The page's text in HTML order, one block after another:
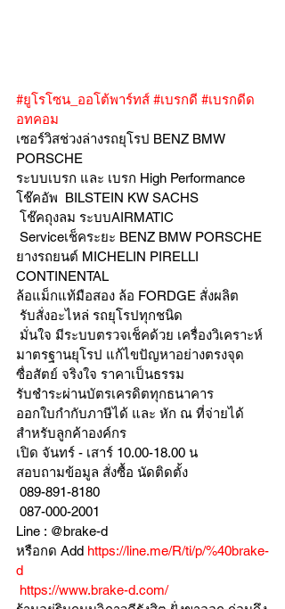
#ยูโรโซน_ออโต้พาร์ทส์ #เบรกดี #เบรกดีด
อทคอม
เซอร์วิสช่วงล่างรถยุโรป BENZ BMW
PORSCHE
ระบบเบรก และ เบรก High Performance
โช๊คอัพ  BILSTEIN KW SACHS
โช๊คถุงลม ระบบAIRMATIC
Serviceเช็คระยะ BENZ BMW PORSCHE
ยางรถยนต์ MICHELIN PIRELLI
CONTINENTAL
ล้อแม็กแท้มือสอง ล้อ FORDGE สั่งผลิต
รับสั่งอะไหล่ รถยุโรปทุกชนิด
มาตรฐานยุโรป แก้ไขปัญหาอย่างตรงจุด
ซื่อสัตย์ จริงใจ ราคาเป็นธรรม
รับชำระผ่านบัตรเครดิตทุกธนาคาร
ออกใบกำกับภาษีได้ และ หัก ณ ที่จ่ายได้
สำหรับลูกค้าองค์กร
เปิด จันทร์ - เสาร์ 10.00-18.00 น
สอบถามข้อมูล สั่งซื้อ นัดติดตั้ง
089-891-8180
087-000-2001
Line : @brake-d
หรือกด Add https://line.me/R/ti/p/%40brake-
d
https://www.brake-d.com/